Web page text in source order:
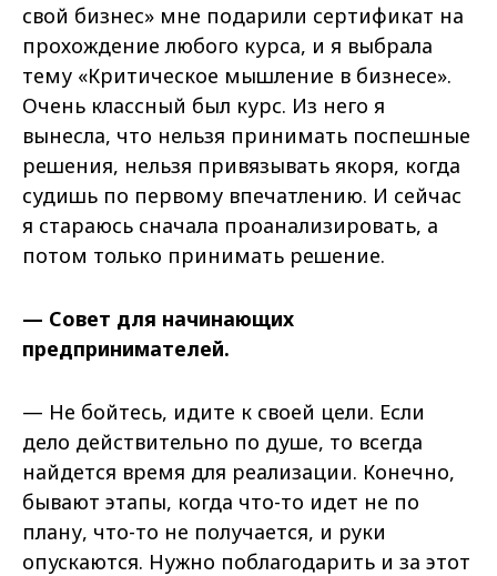
свой бизнес» мне подарили сертификат на
прохождение любого курса, и я выбрала
тему «Критическое мышление в бизнесе».
Очень классный был курс. Из него я
вынесла, что нельзя принимать поспешные
решения, нельзя привязывать якоря, когда
судишь по первому впечатлению. И сейчас
я стараюсь сначала проанализировать, а
потом только принимать решение.
— Совет для начинающих
предпринимателей.
— Не бойтесь, идите к своей цели. Если
дело действительно по душе, то всегда
найдется время для реализации. Конечно,
бывают этапы, когда что-то идет не по
плану, что-то не получается, и руки
опускаются. Нужно поблагодарить и за этот